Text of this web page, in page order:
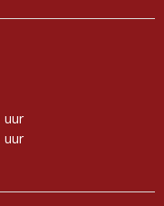
uur
uur